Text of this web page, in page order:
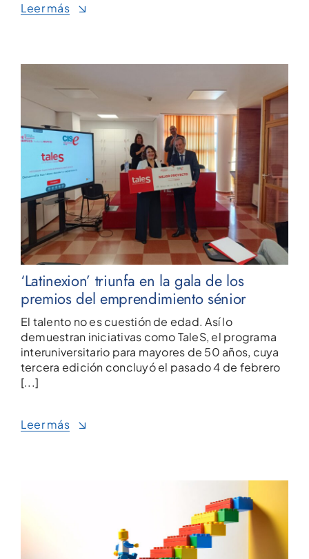
Leer más
‘Latinexion’ triunfa en la gala de los
premios del emprendimiento sénior
El talento no es cuestión de edad. Así lo
demuestran iniciativas como TaleS, el programa
interuniversitario para mayores de 50 años, cuya
tercera edición concluyó el pasado 4 de febrero
[...]
Leer más